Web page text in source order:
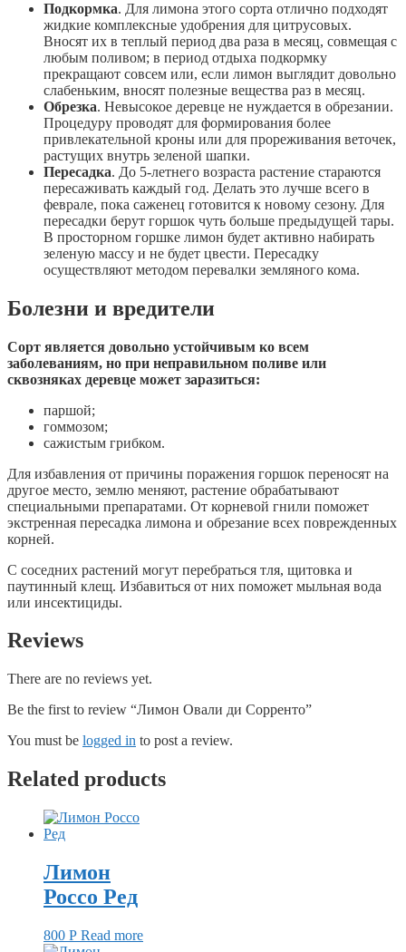
Подкормка. Для лимона этого сорта отлично подходят
жидкие комплексные удобрения для цитрусовых.
Вносят их в теплый период два раза в месяц, совмещая с
любым поливом; в период отдыха подкормку
прекращают совсем или, если лимон выглядит довольно
слабеньким, вносят полезные вещества раз в месяц.
Обрезка. Невысокое деревце не нуждается в обрезании.
Процедуру проводят для формирования более
привлекательной кроны или для прореживания веточек,
растущих внутрь зеленой шапки.
Пересадка. До 5-летнего возраста растение стараются
пересаживать каждый год. Делать это лучше всего в
феврале, пока саженец готовится к новому сезону. Для
пересадки берут горшок чуть больше предыдущей тары.
В просторном горшке лимон будет активно набирать
зеленую массу и не будет цвести. Пересадку
осуществляют методом перевалки земляного кома.
Болезни и вредители
Сорт является довольно устойчивым ко всем
заболеваниям, но при неправильном поливе или
сквозняках деревце может заразиться:
паршой;
гоммозом;
сажистым грибком.
Для избавления от причины поражения горшок переносят на
другое место, землю меняют, растение обрабатывают
специальными препаратами. От корневой гнили поможет
экстренная пересадка лимона и обрезание всех поврежденных
корней.
С соседних растений могут перебраться тля, щитовка и
паутинный клещ. Избавиться от них поможет мыльная вода
или инсектициды.
Reviews
There are no reviews yet.
Be the first to review “Лимон Овали ди Сорренто”
You must be logged in to post a review.
Related products
Лимон
Россо Ред
800 Р Read more